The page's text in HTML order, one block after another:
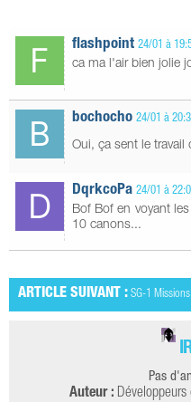
flashpoint 24/01 à
ca ma l'air bien jolie
bochocho 24/01 à
Oui, ça sent le travail
DqrkcoPa 24/01 à
Bof Bof en voyant
10 canons...
ARTICLE SUIVANT : SG-1
Pas
Auteur :